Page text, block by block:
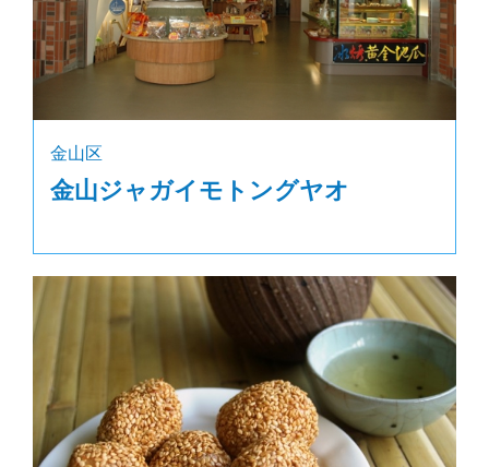
金山区
金山ジャガイモトングヤオ